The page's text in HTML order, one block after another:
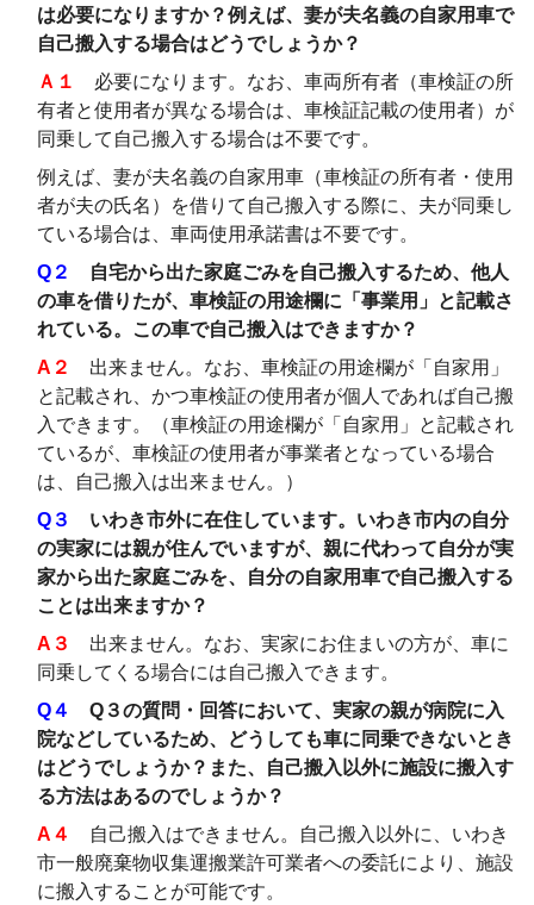
は必要になりますか？例えば、妻が夫名義の自家用車で
自己搬入する場合はどうでしょうか？
Ａ１
必要になります。なお、車両所有者（車検証の所
有者と使用者が異なる場合は、車検証記載の使用者）が
同乗して自己搬入する場合は不要です。
例えば、妻が夫名義の自家用車（車検証の所有者・使用
者が夫の氏名）を借りて自己搬入する際に、夫が同乗し
ている場合は、車両使用承諾書は不要です。
Q２ 自宅から出た家庭ごみを自己搬入するため、他人
の車を借りたが、車検証の用途欄に「事業用」と記載さ
れている。この車で自己搬入はできますか？
A２
出来ません。なお、車検証の用途欄が「自家用」
と記載され、かつ車検証の使用者が個人であれば自己搬
入できます。（車検証の用途欄が「自家用」と記載され
ているが、車検証の使用者が事業者となっている場合
は、自己搬入は出来ません。）
Q３
いわき市外に在住しています。いわき市内の自分
の実家には親が住んでいますが、親に代わって自分が実
家から出た家庭ごみを、自分の自家用車で自己搬入する
ことは出来ますか？
A３
出来ません。なお、実家にお住まいの方が、車に
同乗してくる場合には自己搬入できます。
Q４
Q３の質問・回答において、実家の親が病院に入
院などしているため、どうしても車に同乗できないとき
はどうでしょうか？また、自己搬入以外に施設に搬入す
る方法はあるのでしょうか？
A４
自己搬入はできません。自己搬入以外に、いわき
市一般廃棄物収集運搬業許可業者への委託により、施設
に搬入することが可能です。